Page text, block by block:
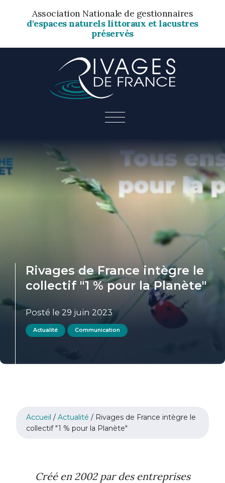
Association Nationale de gestionnaires
d'espaces naturels littoraux et lacustres
préservés
Rivages de France intègre le
collectif "1 % pour la Planète"
Posté le 29 juin 2023
Actualité Communication
Accueil / Actualité / Rivages de France intègre le
collectif "1 % pour la Planète"
Créé en 2002 par des entreprises